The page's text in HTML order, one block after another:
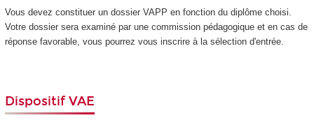
Vous devez constituer un dossier VAPP en fonction du diplôme choisi.
Votre dossier sera examiné par une commission pédagogique et en cas de
réponse favorable, vous pourrez vous inscrire à la sélection d'entrée.
Dispositif VAE